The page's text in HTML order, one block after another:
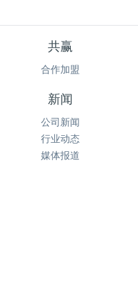
共赢
合作加盟
新闻
公司新闻
行业动态
媒体报道